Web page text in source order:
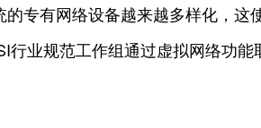
专有网络设备越来越多样化，
业规范工作组通过虚拟网络功能